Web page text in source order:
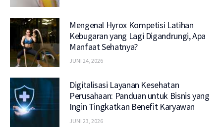
Mengenal Hyrox Kompetisi Latihan
Kebugaran yang Lagi Digandrungi, Apa
Manfaat Sehatnya?
JUNI 24, 2026
Digitalisasi Layanan Kesehatan
Perusahaan: Panduan untuk Bisnis yang
Ingin Tingkatkan Benefit Karyawan
JUNI 23, 2026